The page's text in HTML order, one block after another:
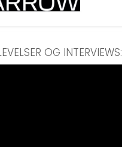
OG INTERVIEWS: